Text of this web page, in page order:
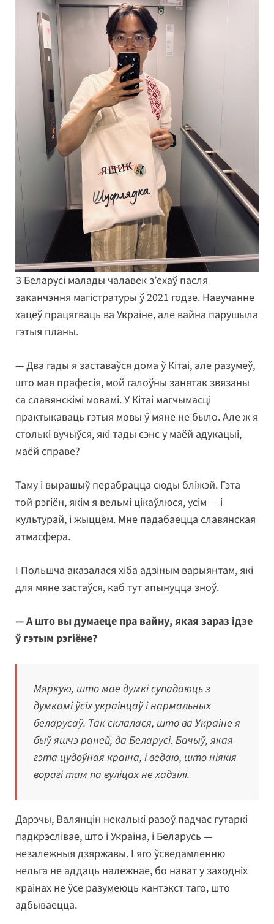
З Беларусі малады чалавек з’ехаў пасля
заканчэння магістратуры ў 2021 годзе. Навучанне
хацеў працягваць ва Украіне, але вайна парушыла
гэтыя планы.
— Два гады я заставаўся дома ў Кітаі, але разумеў,
што мая прафесія, мой галоўны занятак звязаны
са славянскімі мовамі. У Кітаі магчымасці
практыкаваць гэтыя мовы ў мяне не было. Але ж я
столькі вучыўся, які тады сэнс у маёй адукацыі,
маёй справе?
Таму і вырашыў перабрацца сюды бліжэй. Гэта
той рэгіён, якім я вельмі цікаўлюся, усім — і
культурай, і жыццём. Мне падабаецца славянская
атмасфера.
І Польшча аказалася хіба адзіным варыянтам, які
для мяне застаўся, каб тут апынуцца зноў.
— А што вы думаеце пра вайну, якая зараз ідзе
ў гэтым рэгіёне?
Мяркую, што мае думкі супадаюць з
думкамі ўсіх украінцаў і нармальных
беларусаў. Так склалася, што ва Украіне я
быў яшчэ раней, да Беларусі. Бачыў, якая
гэта цудоўная краіна, і ведаю, што ніякія
ворагі там па вуліцах не хадзілі.
Дарэчы, Валянцін некалькі разоў падчас гутаркі
падкрэслівае, што і Украіна, і Беларусь —
незалежныя дзяржавы. І яго ўсведамленню
нельга не аддаць належнае, бо нават у заходніх
краінах не ўсе разумеюць кантэкст таго, што
адбываецца.